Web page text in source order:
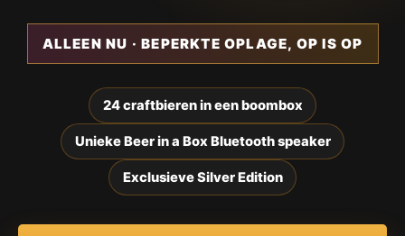
ALLEEN NU · BEPERKTE OPLAGE, OP IS OP
24 craftbieren in een boombox
Unieke Beer in a Box Bluetooth speaker
Exclusieve Silver Edition